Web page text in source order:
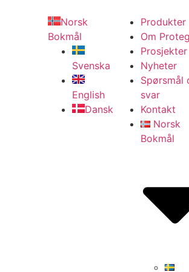
Norsk
Bokmål
Svenska
English
Dansk
Produkter
Om
Prosjekter
Nyheter
Spørsmål
svar
Kontakt
Norsk
Bokmål